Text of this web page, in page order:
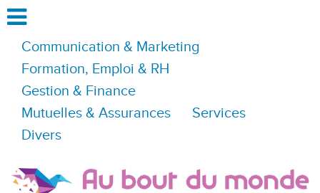
Communication & Marketing
Formation, Emploi & RH
Gestion & Finance
Mutuelles & Assurances
Services
Divers